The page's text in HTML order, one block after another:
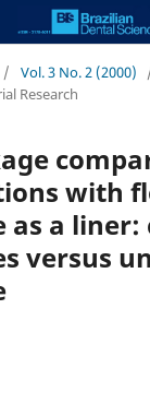
/ Vol. 3 No. 2 (2000)
Research
with
as a liner:
versus